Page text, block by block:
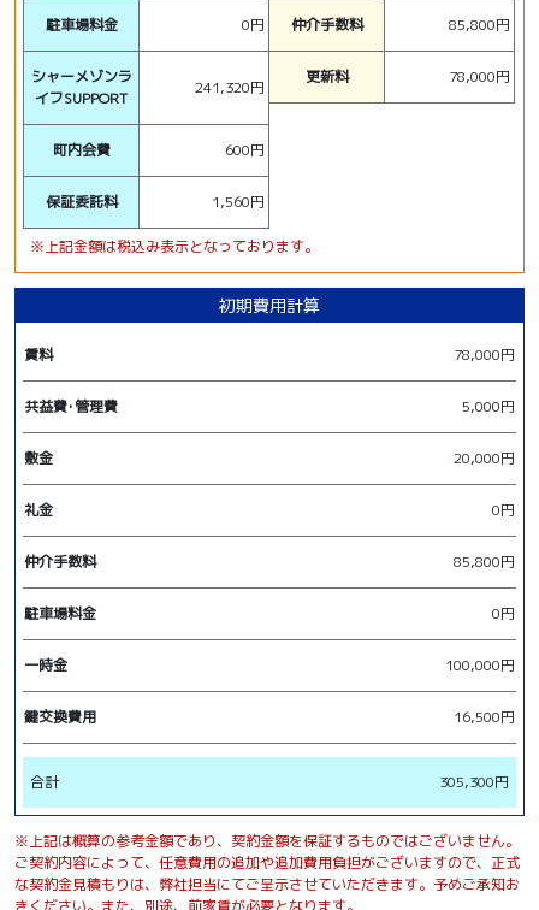
駐車場料金 0円
シャーメゾンラ
イフSUPPORT
241,320円
町内会費 600円
保証委託料 1,560円
仲介手数料 85,800円
更新料 78,000円
※上記金額は税込み表示となっております。
初期費用計算
賃料 78,000円
共益費･管理費 5,000円
敷金 20,000円
礼金 0円
仲介手数料 85,800円
駐車場料金 0円
一時金 100,000円
鍵交換費用 16,500円
合計 305,300円
※上記は概算の参考金額であり、契約金額を保証するものではございません。
ご契約内容によって、任意費用の追加や追加費用負担がございますので、正式
な契約金見積もりは、弊社担当にてご呈示させていただきます。予めご承知お